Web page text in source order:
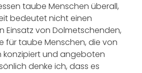
taube Menschen überall,
bedeutet nicht einen
Einsatz von Dolmetschenden,
für taube Menschen, die von
konzipiert und angeboten
denke ich, dass es